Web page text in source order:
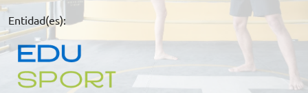
RECURSOS EDUCATIVOS
ARTÍCULOS
TRABAJA CON NOSOTROS
Entidad(es):